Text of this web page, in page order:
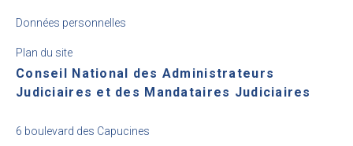
Données personnelles
Plan du site
Conseil National des Administrateurs
Judiciaires et des Mandataires Judiciaires
6 boulevard des Capucines